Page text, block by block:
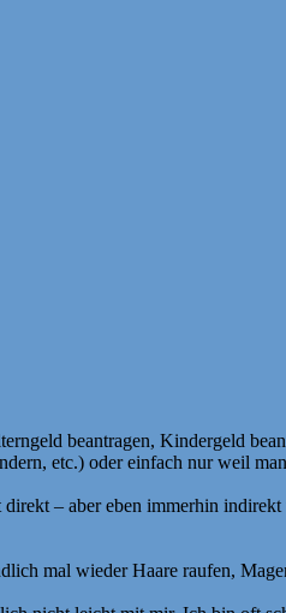
beantragen, Kindergeld
etc.) oder einfach nur weil
– aber eben immerhin
mal wieder Haare raufen,